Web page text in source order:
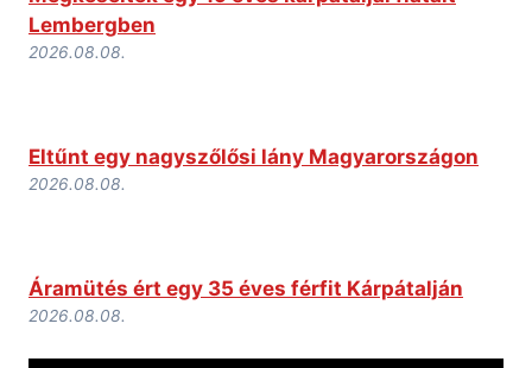
Lembergben
2026.08.08.
Eltűnt egy nagyszőlősi lány Magyarországon
2026.08.08.
Áramütés ért egy 35 éves férfit Kárpátalján
2026.08.08.